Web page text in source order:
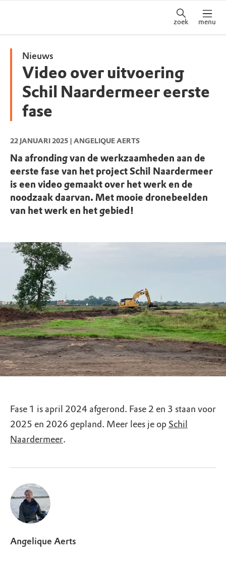
zoek menu
Nieuws
Video over uitvoering
Schil Naardermeer eerste
fase
22 JANUARI 2025 | ANGELIQUE AERTS
Na afronding van de werkzaamheden aan de
eerste fase van het project Schil Naardermeer
is een video gemaakt over het werk en de
noodzaak daarvan. Met mooie dronebeelden
van het werk en het gebied!
Fase 1 is april 2024 afgerond. Fase 2 en 3 staan voor
2025 en 2026 gepland. Meer lees je op Schil
Naardermeer.
Angelique Aerts